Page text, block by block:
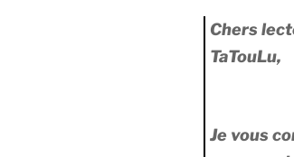
Chers
TaTouLu,
Je vous